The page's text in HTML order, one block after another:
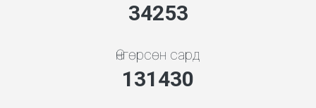
36700
Өнгөрсөн сард
140818